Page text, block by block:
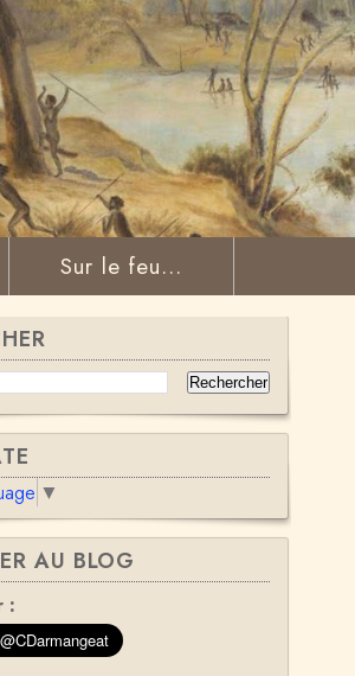
Sur le feu...
▼
AU BLOG
: